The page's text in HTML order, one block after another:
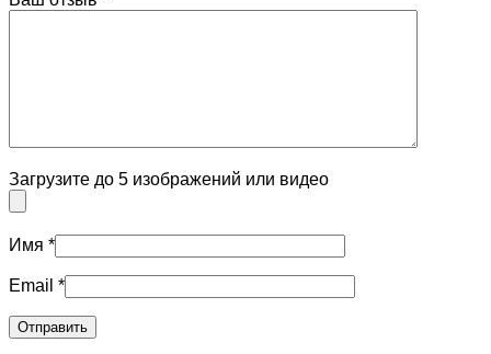
Загрузите до 5 изображений или видео
Имя *
Email *